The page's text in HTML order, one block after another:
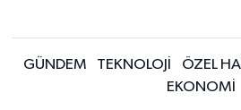
GÜNDEM TEKNOLOJİ ÖZEL
EKONOMİ